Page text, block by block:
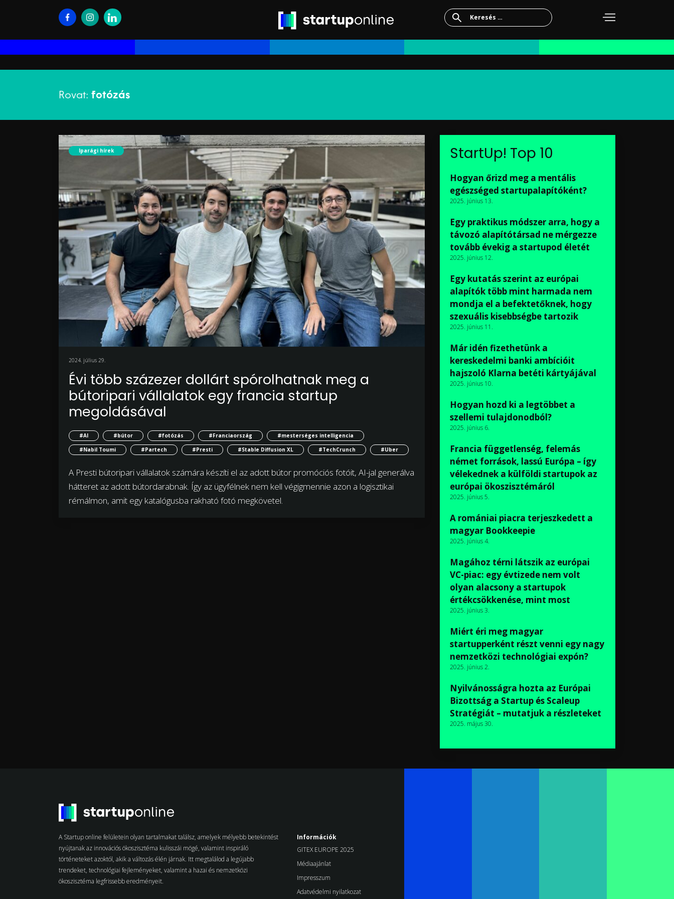
Keresés:
Rovat: fotózás
Iparági hírek
2024. július 29.
Évi több százezer dollárt spórolhatnak meg a
bútoripari vállalatok egy francia startup
megoldásával
#AI #bútor #fotózás #Franciaország
#mesterséges intelligencia
#Nabil Toumi
#Partech #Presti #Stable Diffusion XL #TechCrunch #Uber
A Presti bútoripari vállalatok számára készíti el az adott bútor promóciós fotóit, AI-jal generálva
hátteret az adott bútordarabnak. Így az ügyfélnek nem kell végigmennie azon a logisztikai
rémálmon, amit egy katalógusba rakható fotó megkövetel.
StartUp! Top 10
Hogyan őrizd meg a mentális
egészséged startupalapítóként?
2025. június 13.
Egy praktikus módszer arra, hogy a
távozó alapítótársad ne mérgezze
tovább évekig a startupod életét
2025. június 12.
Egy kutatás szerint az európai
alapítók több mint harmada nem
mondja el a befektetőknek, hogy
szexuális kisebbségbe tartozik
2025. június 11.
Már idén fizethetünk a
kereskedelmi banki ambícióit
hajszoló Klarna betéti kártyájával
2025. június 10.
Hogyan hozd ki a legtöbbet a
szellemi tulajdonodból?
2025. június 6.
Francia függetlenség, felemás
német források, lassú Európa – így
vélekednek a külföldi startupok az
európai ökoszisztémáról
2025. június 5.
A romániai piacra terjeszkedett a
magyar Bookkeepie
2025. június 4.
Magához térni látszik az európai
VC-piac: egy évtizede nem volt
olyan alacsony a startupok
értékcsökkenése, mint most
2025. június 3.
Miért éri meg magyar
startupperként részt venni egy nagy
nemzetközi technológiai expón?
2025. június 2.
Nyilvánosságra hozta az Európai
Bizottság a Startup és Scaleup
Stratégiát – mutatjuk a részleteket
2025. május 30.
A Startup online felületein olyan tartalmakat találsz, amelyek mélyebb betekintést
nyújtanak az innovációs ökoszisztéma kulisszái mögé, valamint inspiráló
történeteket azoktól, akik a változás élén járnak. Itt megtalálod a legújabb
trendeket, technológiai fejleményeket, valamint a hazai és nemzetközi
ökoszisztéma legfrissebb eredményeit.
Információk
GITEX EUROPE 2025
Médiaajánlat
Impresszum
Adatvédelmi nyilatkozat